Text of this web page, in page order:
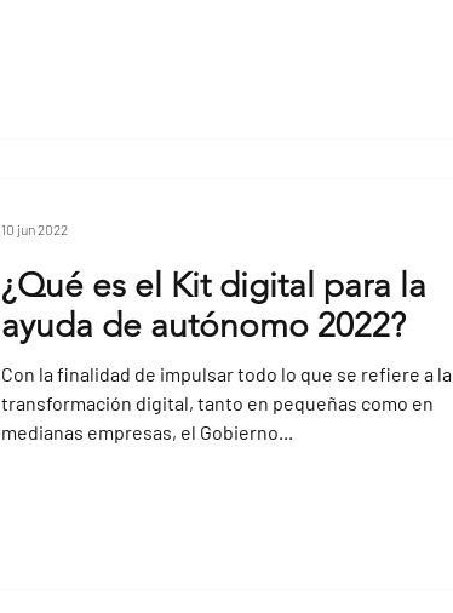
¿Qué es el Kit digital para la
ayuda de autónomo 2022?
Con la finalidad de impulsar todo lo que se refiere a la
transformación digital, tanto en pequeñas como en
medianas empresas, el Gobierno...
10 jun 2022